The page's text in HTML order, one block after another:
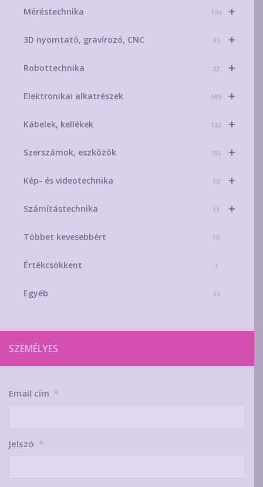
+
Méréstechnika 144
+
3D nyomtató, gravírozó, CNC 93
+
Robottechnika 32
+
Elektronikai alkatrészek 583
+
Kábelek, kellékek 132
+
Szerszámok, eszközök 151
+
Kép- és videotechnika 12
+
Számítástechnika 11
Többet kevesebbért 16
Értékcsökkent 7
Egyéb 33
SZEMÉLYES
Email cím *
Jelszó *